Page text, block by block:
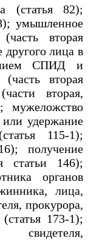
(статья 82);
умышленное
вторая
другого лица в
СПИД и
вторая
вторая,
мужеложство
или удержание
115-1);
получение
статьи 146);
органов
лица,
прокурора,
173-1);